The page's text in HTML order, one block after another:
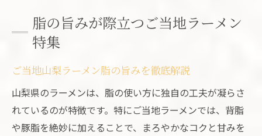
脂の旨みが際立つご当地ラーメン
特集
ご当地山梨ラーメン脂の旨みを徹底解説
山梨県のラーメンは、脂の使い方に独自の工夫が凝らさ
れているのが特徴です。特にご当地ラーメンでは、背脂
や豚脂を絶妙に加えることで、まろやかなコクと甘みを